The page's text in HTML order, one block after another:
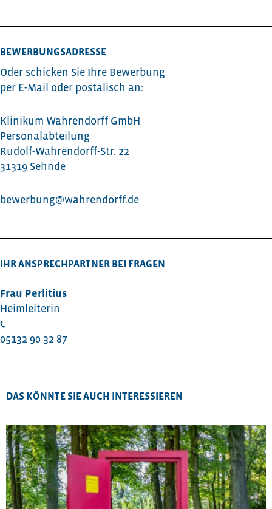
BEWERBUNGSADRESSE
Oder schicken Sie Ihre Bewerbung
per E-Mail oder postalisch an:
Klinikum Wahrendorff GmbH
Personalabteilung
Rudolf-Wahrendorff-Str. 22
31319 Sehnde
bewerbung@wahrendorff.de
IHR ANSPRECHPARTNER BEI FRAGEN
Frau Perlitius
Heimleiterin
05132 90 32 87
DAS KÖNNTE SIE AUCH INTERESSIEREN